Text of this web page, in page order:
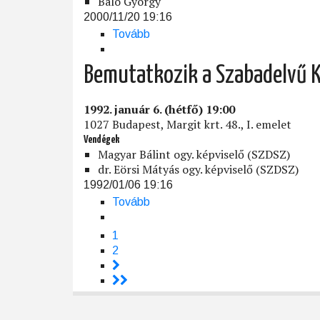
2000/11/20 19:16
Tovább
Magyarországon
erős,
középpárt?)
Bemutatkozik a Szabadelvű
1992. január 6. (hétfő) 19:00
1027 Budapest, Margit krt. 48., I. emelet
Vendégek
Magyar Bálint ogy. képviselő (SZDSZ)
dr. Eörsi Mátyás ogy. képviselő (SZDSZ)
1992/01/06 19:16
Tovább
Oldalszámozás
Jelenlegi
oldal
1
Page
2
>
>>